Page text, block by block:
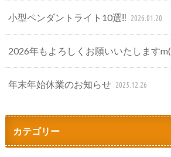
小型ペンダントライト10選‼ 2026.01.20
2026年もよろしくお願いいたします
年末年始休業のお知らせ 2025.12.26
カテゴリー